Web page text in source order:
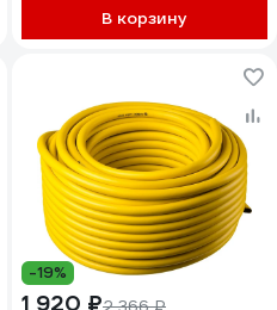
В корзину
-19%
1 920 ₽